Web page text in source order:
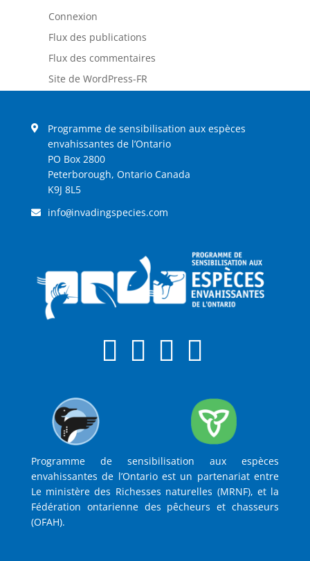
Connexion
Flux des publications
Flux des commentaires
Site de WordPress-FR
Programme de sensibilisation aux espèces
envahissantes de l’Ontario
PO Box 2800
Peterborough, Ontario Canada
K9J 8L5
info@invadingspecies.com
Programme de sensibilisation aux espèces
envahissantes de l’Ontario est un partenariat entre
Le ministère des Richesses naturelles (MRNF), et la
Fédération ontarienne des pêcheurs et chasseurs
(OFAH).